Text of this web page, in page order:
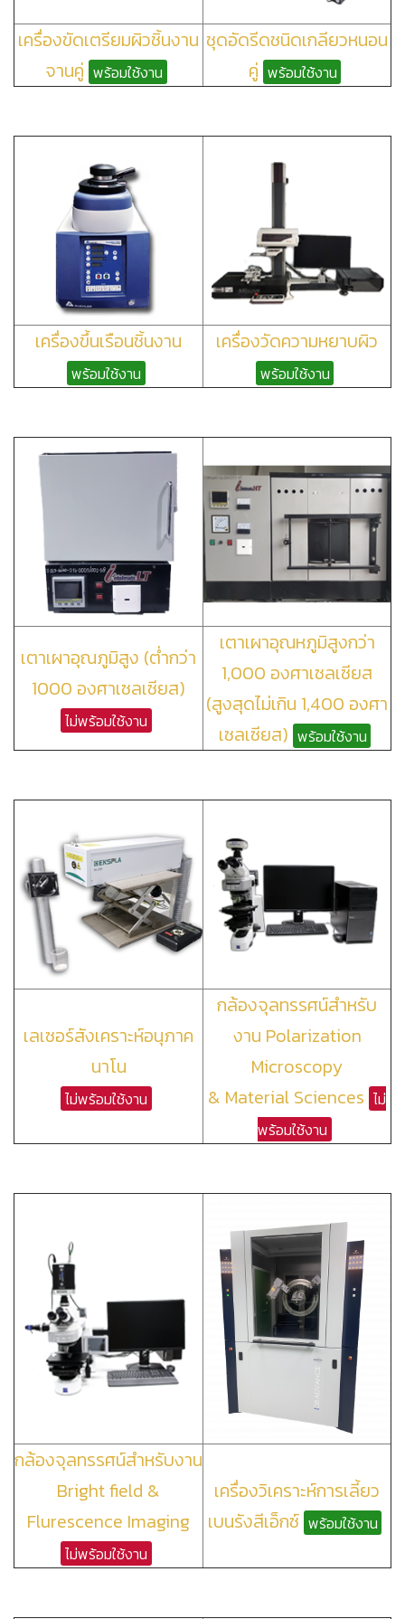
เครื่องขัดเตรียมผิวชิ้นงาน
จานคู่ พร้อมใช้งาน
ชุดอัดรีดชนิดเกลียวหนอน
คู่ พร้อมใช้งาน
เครื่องขึ้นเรือนชิ้นงาน
พร้อมใช้งาน
เครื่องวัดความหยาบผิว
พร้อมใช้งาน
เตาเผาอุณภูมิสูง (ต่ำกว่า
1000 องศาเซลเซียส)
ไม่พร้อมใช้งาน
เตาเผาอุณหภูมิสูงกว่า
1,000 องศาเซลเซียส
(สูงสุดไม่เกิน 1,400 องศา
เซลเซียส) พร้อมใช้งาน
เลเซอร์สังเคราะห์อนุภาค
นาโน
ไม่พร้อมใช้งาน
กล้องจุลทรรศน์สำหรับ
งาน Polarization
Microscopy
& Material Sciences ไม่
พร้อมใช้งาน
กล้องจุลทรรศน์สำหรับงาน
Bright field &
Flurescence Imaging
ไม่พร้อมใช้งาน
เครื่องวิเคราะห์การเลี้ยว
เบนรังสีเอ็กซ์ พร้อมใช้งาน